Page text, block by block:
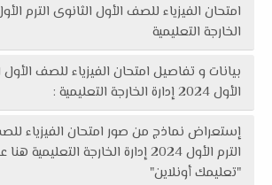
الخارجة التعليمية
بيانات و تفاصيل امتحان الفيزياء للصف الأول
الأول 2024 إدارة الخارجة التعليمية :
إستعراض نماذج من صور امتحان الفيزياء
الترم الأول 2024 إدارة الخارجة
"تعليمك أونلاين"